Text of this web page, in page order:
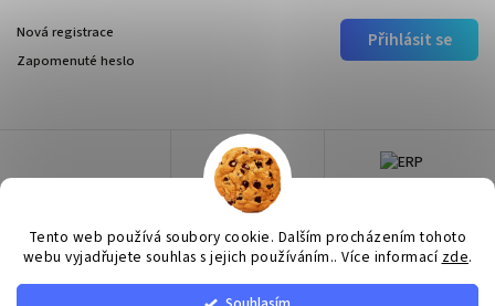
Tento web používá soubory cookie. Dalším procházením tohoto
webu vyjadřujete souhlas s jejich používáním.. Více informací zde.
Přihlásit se
Nová registrace
Zapomenuté heslo